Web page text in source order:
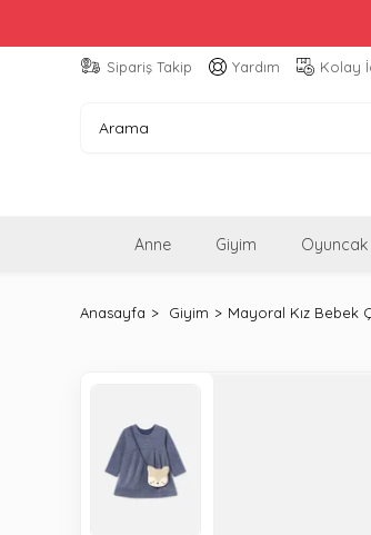
Sipariş Takip Yardım Kolay
Anne Giyim Oyuncak
Anasayfa Giyim Mayoral Kız Bebek